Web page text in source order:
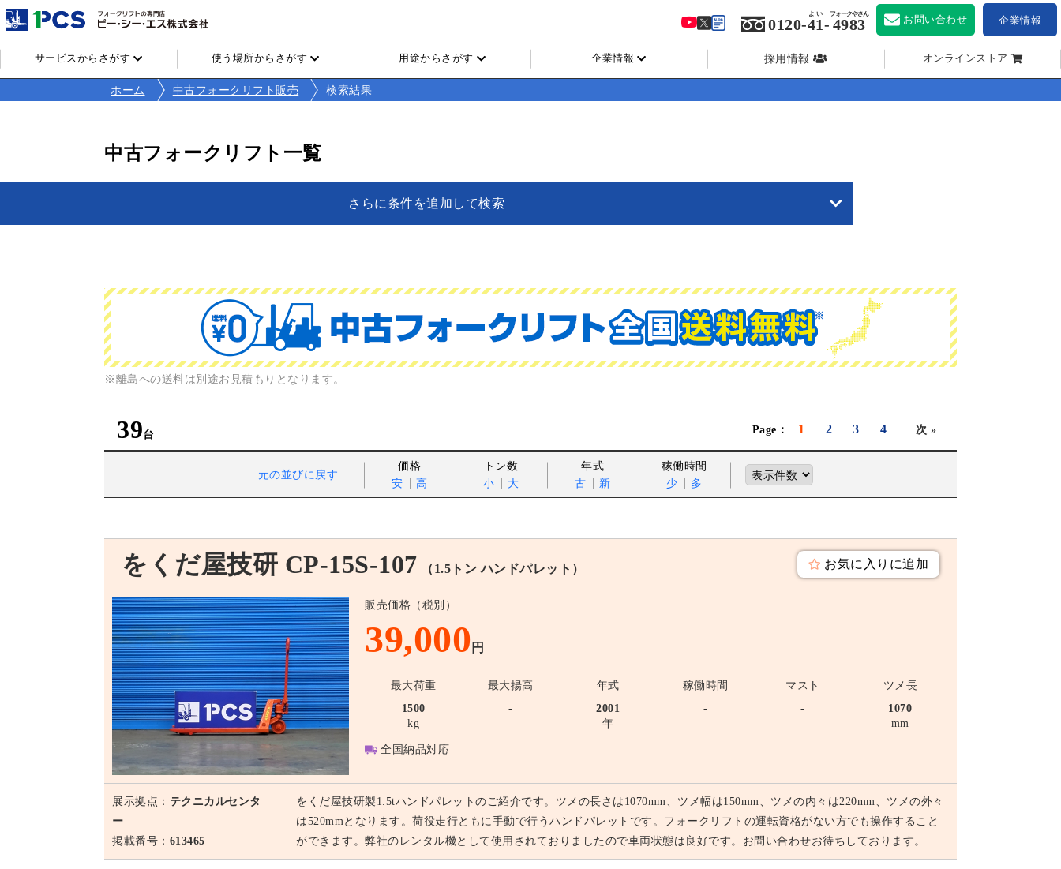
サービスからさがす 使う場所からさがす 用途からさがす 企業情報 採用情報 オンラインストア
0120-41
よい
- 4983
フォークやさん お問い合わせ 企業情報
ホーム 中古フォークリフト販売 検索結果
中古フォークリフト一覧
さらに条件を追加して検索
※離島への送料は別途お見積もりとなります。
39 1 2 3 4 次 »
元の並びに戻す
価格
安
高
トン数
小
大
年式
古
新
稼働時間
少
多
をくだ屋技研 CP-15S-107 （1.5トン ハンドパレット） お気に入りに追加
販売価格（税別）
39,000 円
最大荷重 最大揚高 年式 稼働時間 マスト
ツメ長
1500
kg
-
2001
年
- -
1070
mm
全国納品対応
展示拠点： テクニカルセンタ
ー
掲載番号： 613465
をくだ屋技研製1.5tハンドパレットのご紹介です。ツメの長さは1070mm、ツメ幅は150mm、ツメの内々は220mm、ツメの外々
は520mmとなります。荷役走行ともに手動で行うハンドパレットです。フォークリフトの運転資格がない方でも操作すること
ができます。弊社のレンタル機として使用されておりましたので車両状態は良好です。お問い合わせお待ちしております。